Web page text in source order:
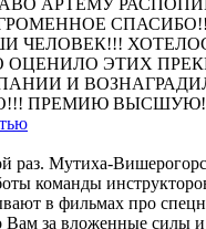
ЧЕЛОВЕК!!!
ОЦЕНИЛО ЭТИХ
И
ПРЕМИЮ
раз. Мутиха-
команды
в фильмах про
Вам за вложенные силы и